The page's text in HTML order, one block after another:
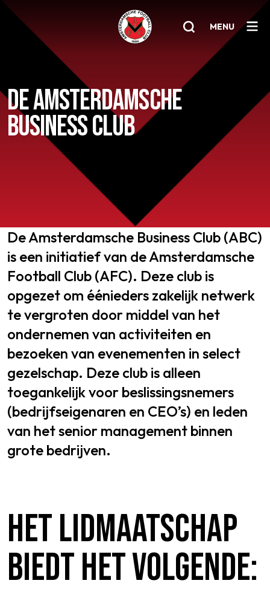
MENU
Home
AFC 1
Teams
Nieuwsoverzicht
Sponsoring
SPORTPARK GOED GENOEG
LIDMAATSCHAP
CONTACT
DE AMSTERDAMSCHE
BUSINESS CLUB
De Amsterdamsche Business Club (ABC)
is een initiatief van de Amsterdamsche
Football Club (AFC). Deze club is
opgezet om éénieders zakelijk netwerk
te vergroten door middel van het
ondernemen van activiteiten en
bezoeken van evenementen in select
gezelschap. Deze club is alleen
toegankelijk voor beslissingsnemers
(bedrijfseigenaren en CEO’s) en leden
van het senior management binnen
grote bedrijven.
HET LIDMAATSCHAP
BIEDT HET VOLGENDE: